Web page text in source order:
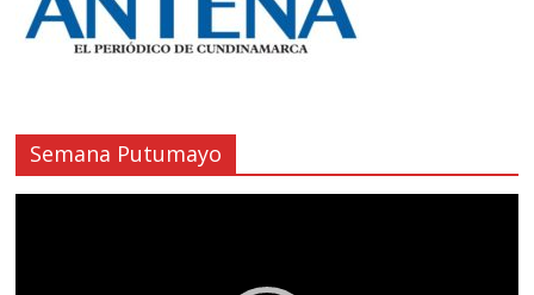
Semana Putumayo